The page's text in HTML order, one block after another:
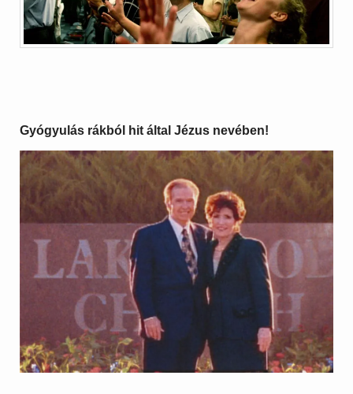
Gyógyulás rákból hit által Jézus nevében!